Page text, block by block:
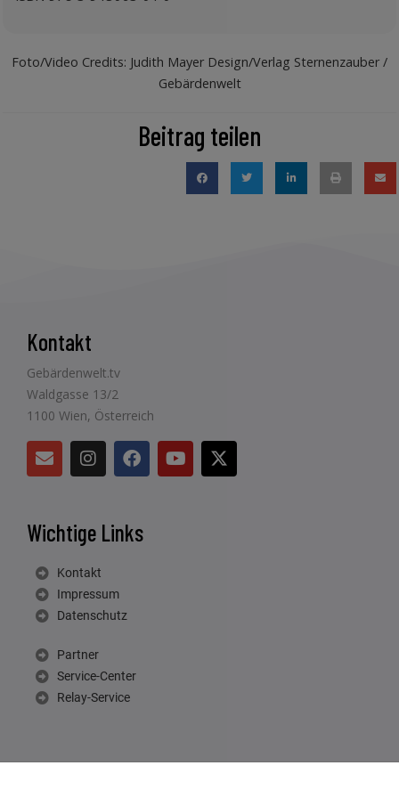
Foto/Video Credits: Judith Mayer Design/Verlag Sternenzauber /
Gebärdenwelt
Beitrag teilen
Kontakt
Gebärdenwelt.tv
Waldgasse 13/2
1100 Wien, Österreich
Wichtige Links
Kontakt
Impressum
Datenschutz
Partner
Service-Center
Relay-Service